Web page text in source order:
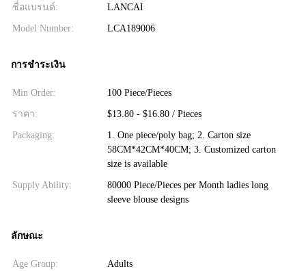
ชื่อแบรนด์: LANCAI
Model Number: LCA189006
การชำระเงิน
Min Order: 100 Piece/Pieces
ราคา: $13.80 - $16.80 / Pieces
Packaging:
1. One piece/poly bag; 2. Carton size
58CM*42CM*40CM; 3. Customized carton
size is available
Supply Ability:
80000 Piece/Pieces per Month ladies long
sleeve blouse designs
ลักษณะ
Age Group: Adults